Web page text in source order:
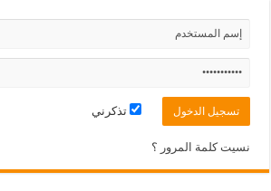
تذكرني
نسيت كلمة المرور ؟